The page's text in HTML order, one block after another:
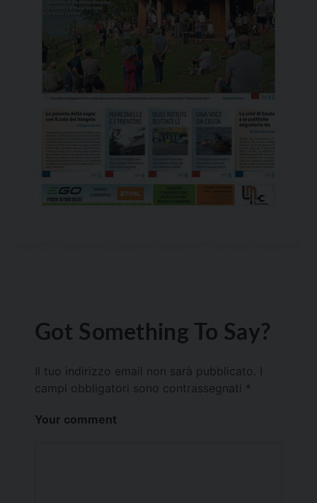
Got Something To Say?
Il tuo indirizzo email non sarà pubblicato.
campi obbligatori sono contrassegnati *
Your comment